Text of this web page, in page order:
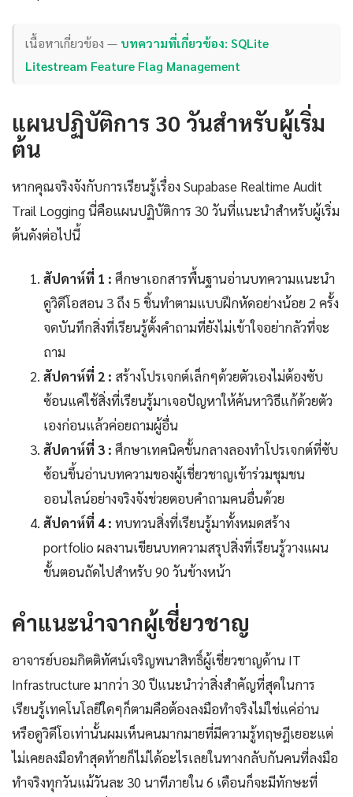
เนื้อหาเกี่ยวข้อง — บทความที่เกี่ยวข้อง: SQLite
Litestream Feature Flag Management
แผนปฏิบัติการ 30 วันสำหรับผู้เริ่ม
ต้น
หากคุณจริงจังกับการเรียนรู้เรื่อง Supabase Realtime Audit
Trail Logging นี่คือแผนปฏิบัติการ 30 วันที่แนะนำสำหรับผู้เริ่ม
ต้นดังต่อไปนี้
สัปดาห์ที่ 1 : ศึกษาเอกสารพื้นฐานอ่านบทความแนะนำ
ดูวิดีโอสอน 3 ถึง 5 ชิ้นทำตามแบบฝึกหัดอย่างน้อย 2 ครั้ง
จดบันทึกสิ่งที่เรียนรู้ตั้งคำถามที่ยังไม่เข้าใจอย่ากลัวที่จะ
ถาม
สัปดาห์ที่ 2 : สร้างโปรเจกต์เล็กๆด้วยตัวเองไม่ต้องซับ
ซ้อนแค่ใช้สิ่งที่เรียนรู้มาเจอปัญหาให้ค้นหาวิธีแก้ด้วยตัว
เองก่อนแล้วค่อยถามผู้อื่น
สัปดาห์ที่ 3 : ศึกษาเทคนิคขั้นกลางลองทำโปรเจกต์ที่ซับ
ซ้อนขึ้นอ่านบทความของผู้เชี่ยวชาญเข้าร่วมชุมชน
ออนไลน์อย่างจริงจังช่วยตอบคำถามคนอื่นด้วย
สัปดาห์ที่ 4 : ทบทวนสิ่งที่เรียนรู้มาทั้งหมดสร้าง
portfolio ผลงานเขียนบทความสรุปสิ่งที่เรียนรู้วางแผน
ขั้นตอนถัดไปสำหรับ 90 วันข้างหน้า
คำแนะนำจากผู้เชี่ยวชาญ
อาจารย์บอมกิตติทัศน์เจริญพนาสิทธิ์ผู้เชี่ยวชาญด้าน IT
Infrastructure มากว่า 30 ปีแนะนำว่าสิ่งสำคัญที่สุดในการ
เรียนรู้เทคโนโลยีใดๆก็ตามคือต้องลงมือทำจริงไม่ใช่แค่อ่าน
หรือดูวิดีโอเท่านั้นผมเห็นคนมากมายที่มีความรู้ทฤษฎีเยอะแต่
ไม่เคยลงมือทำสุดท้ายก็ไม่ได้อะไรเลยในทางกลับกันคนที่ลงมือ
ทำจริงทุกวันแม้วันละ 30 นาทีภายใน 6 เดือนก็จะมีทักษะที่